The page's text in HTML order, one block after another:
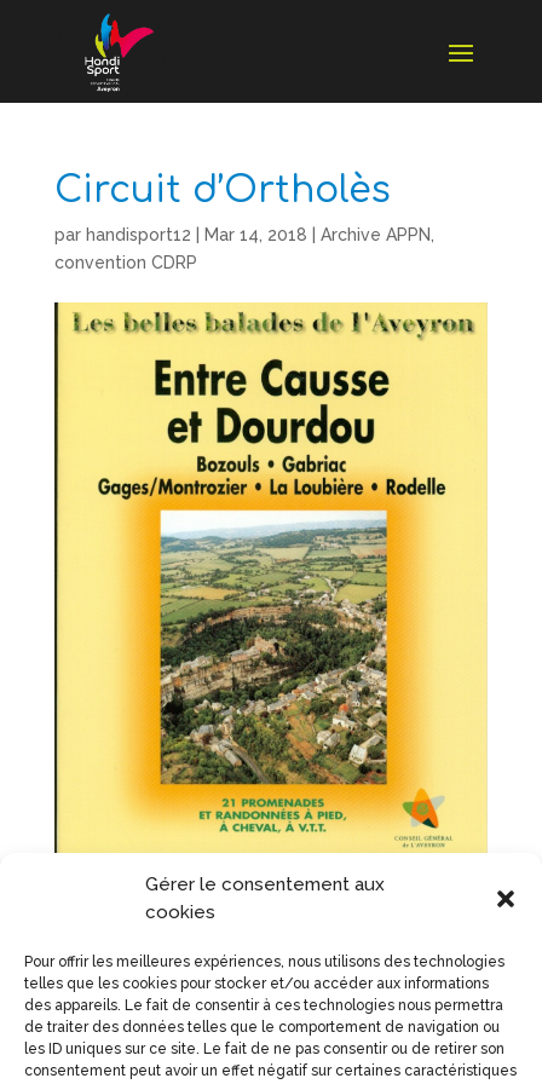
Gérer le consentement aux
cookies
Pour offrir les meilleures expériences, nous utilisons des technologies
telles que les cookies pour stocker et/ou accéder aux informations
des appareils. Le fait de consentir à ces technologies nous permettra
de traiter des données telles que le comportement de navigation ou
les ID uniques sur ce site. Le fait de ne pas consentir ou de retirer son
consentement peut avoir un effet négatif sur certaines caractéristiques
Circuit d’Ortholès
par handisport12 Mar 14, 2018 Archive APPN
convention CDRP
Distance :7.5 km
Accessible en :